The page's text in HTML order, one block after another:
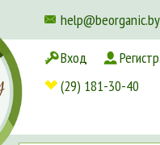
help@beorganic.by
Доставка и оплата
Вход
(29) 181-30-40